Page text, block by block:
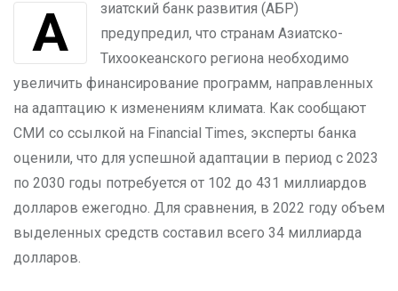
Азиатский банк развития (АБР)
предупредил, что странам Азиатско-
Тихоокеанского региона необходимо
увеличить финансирование программ, направленных
на адаптацию к изменениям климата. Как сообщают
СМИ со ссылкой на Financial Times, эксперты банка
оценили, что для успешной адаптации в период с 2023
по 2030 годы потребуется от 102 до 431 миллиардов
долларов ежегодно. Для сравнения, в 2022 году объем
выделенных средств составил всего 34 миллиарда
долларов.